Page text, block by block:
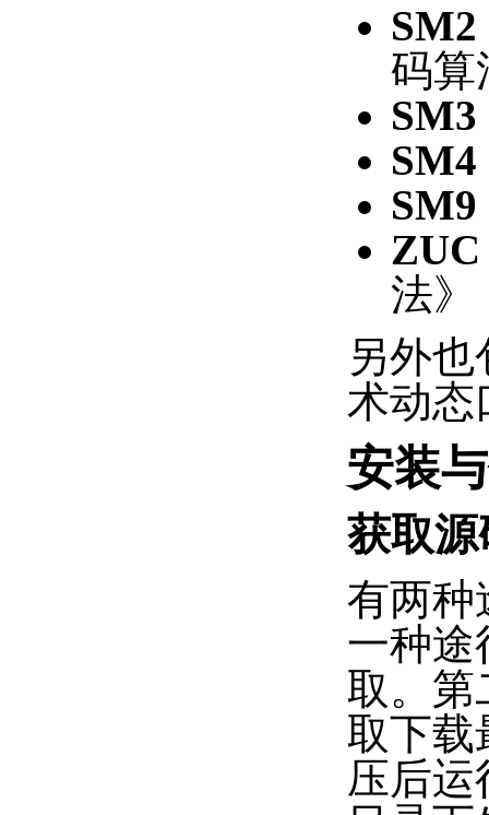
SM2
码算
SM3
SM4
SM9
ZUC
法》
另外
术动态
安装
获取源
有两种
一种途
取。第
取下载
压后运